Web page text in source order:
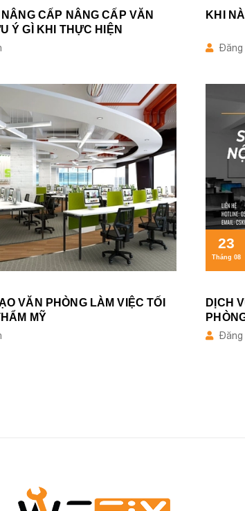
CẤP NÂNG CẤP VĂN
Ý GÌ KHI THỰC HIỆN
KHI
Đăng
VĂN PHÒNG LÀM VIỆC TỐI
MỸ
23
Tháng 08
DỊCH
Đăng